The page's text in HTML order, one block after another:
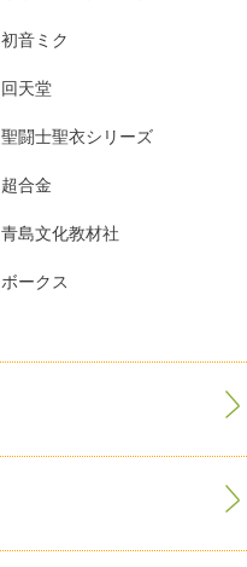
初音ミク
回天堂
聖闘士聖衣シリーズ
超合金
青島文化教材社
ボークス